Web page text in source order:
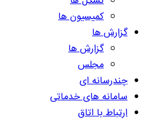
کمیسیون ها
گزارش ها
گزارش ها
مجلس
چندرسانه ای
سامانه های خدماتی
ارتباط با اتاق